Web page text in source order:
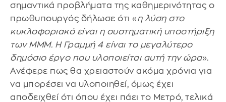
σημαντικά προβλήματα της καθημερινότητας ο
πρωθυπουργός δήλωσε ότι «η λύση στο
κυκλοφοριακό είναι η συστηματική υποστήριξη
των ΜΜΜ. Η Γραμμή 4 είναι το μεγαλύτερο
δημόσιο έργο που υλοποιείται αυτή την ώρα».
Ανέφερε πως θα χρειαστούν ακόμα χρόνια για
να μπορέσει να υλοποιηθεί, όμως έχει
αποδειχθεί ότι όπου έχει πάει το Μετρό, τελικά